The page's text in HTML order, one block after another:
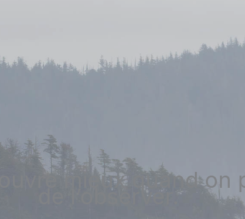
mieux quand on
de l’observer.